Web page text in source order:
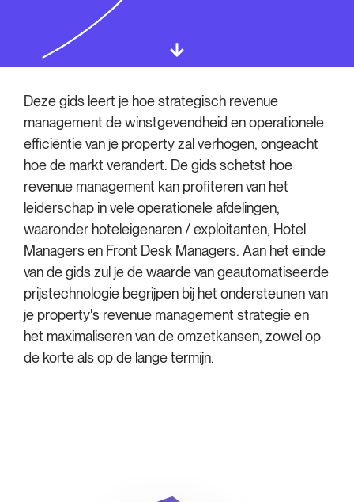
Deze gids leert je hoe strategisch revenue
management de winstgevendheid en operationele
efficiëntie van je property zal verhogen, ongeacht
hoe de markt verandert. De gids schetst hoe
revenue management kan profiteren van het
leiderschap in vele operationele afdelingen,
waaronder hoteleigenaren / exploitanten, Hotel
Managers en Front Desk Managers. Aan het einde
van de gids zul je de waarde van geautomatiseerde
prijstechnologie begrijpen bij het ondersteunen van
je property's revenue management strategie en
het maximaliseren van de omzetkansen, zowel op
de korte als op de lange termijn.